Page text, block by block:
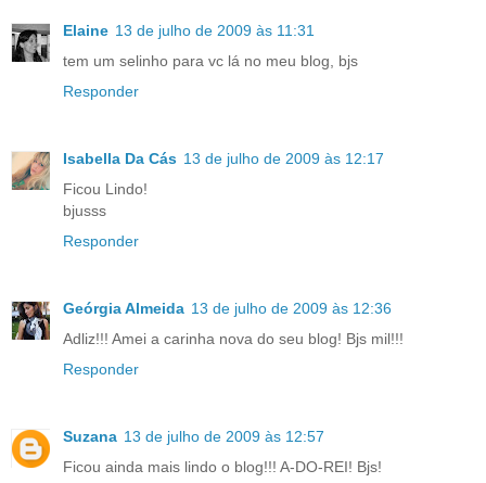
Elaine 13 de julho de 2009 às 11:31
tem um selinho para vc lá no meu blog, bjs
Responder
Isabella Da Cás 13 de julho de 2009 às 12:17
Ficou Lindo!
bjusss
Responder
Geórgia Almeida 13 de julho de 2009 às 12:36
Adliz!!! Amei a carinha nova do seu blog! Bjs mil!!!
Responder
Suzana 13 de julho de 2009 às 12:57
Ficou ainda mais lindo o blog!!! A-DO-REI! Bjs!